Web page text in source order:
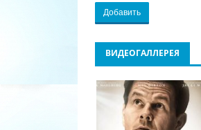
Добавить
ВИДЕОГАЛЛЕРЕЯ